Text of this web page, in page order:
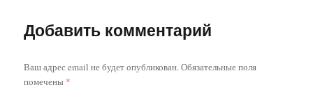
Добавить комментарий
Ваш адрес email не будет опубликован.Обязательные поля
помечены *